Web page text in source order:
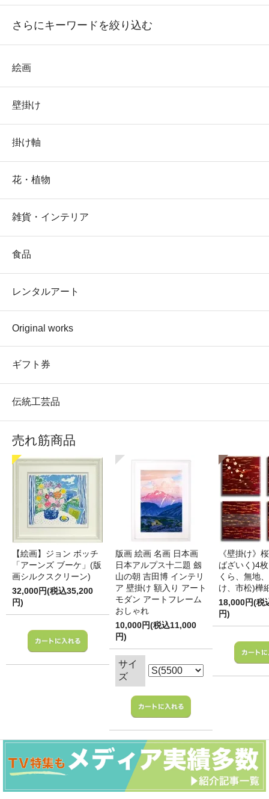
さらにキーワードを絞り込む
絵画
壁掛け
掛け軸
花・植物
雑貨・インテリア
食品
レンタルアート
Original works
ギフト券
伝統工芸品
売れ筋商品
【絵画】ジョン ボッチ
「アーンズ ブーケ」(版
画シルクスクリーン)
32,000円(税込35,200
円)
版画 絵画 名画 日本画
日本アルプス十二題 劔
山の朝 吉田博 インテリ
ア 壁掛け 額入り アート
モダン アートフレーム
おしゃれ
10,000円(税込11,000
円)
サイ
ズ
《壁掛け》
ばざいく)4
くら、無地
け、市松)樺
18,000円(税
円)